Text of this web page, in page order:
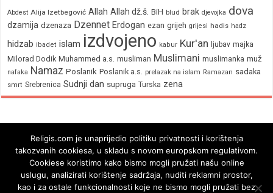
Abdest Alija Izetbegović Allah Allah dž.š. BiH blud brak djevojka dova
dzamija dzenaza Dzennet Erdogan ezan grijeh grijesi hadis hadz
hidzab ibadet islam izdvojeno kabur Kur'an ljubav majka
Milorad Dodik Muhammed a.s. musliman Muslimani muslimanka muž
nafaka Namaz Poslanik Poslanik a.s. prelazak na islam Ramazan sadaka
smrt Srebrenica Sudnji dan supruga Turska zena
Religis.com je unaprijedio politiku privatnosti i korištenja
takozvanih cookiesa, u skladu s novom europskom regulativom.
Cookiese koristimo kako bismo mogli pružati našu online
uslugu, analizirati korištenje sadržaja, nuditi reklamni prostor,
kao i za ostale funkcionalnosti koje ne bismo mogli pružati bez